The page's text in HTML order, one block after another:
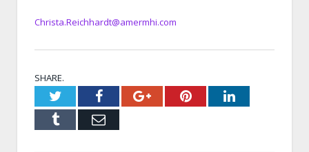
Christa.Reichhardt@amermhi.com
SHARE.
TwitterFacebookGoogle+PinterestLinkedIn
Tumblr Email